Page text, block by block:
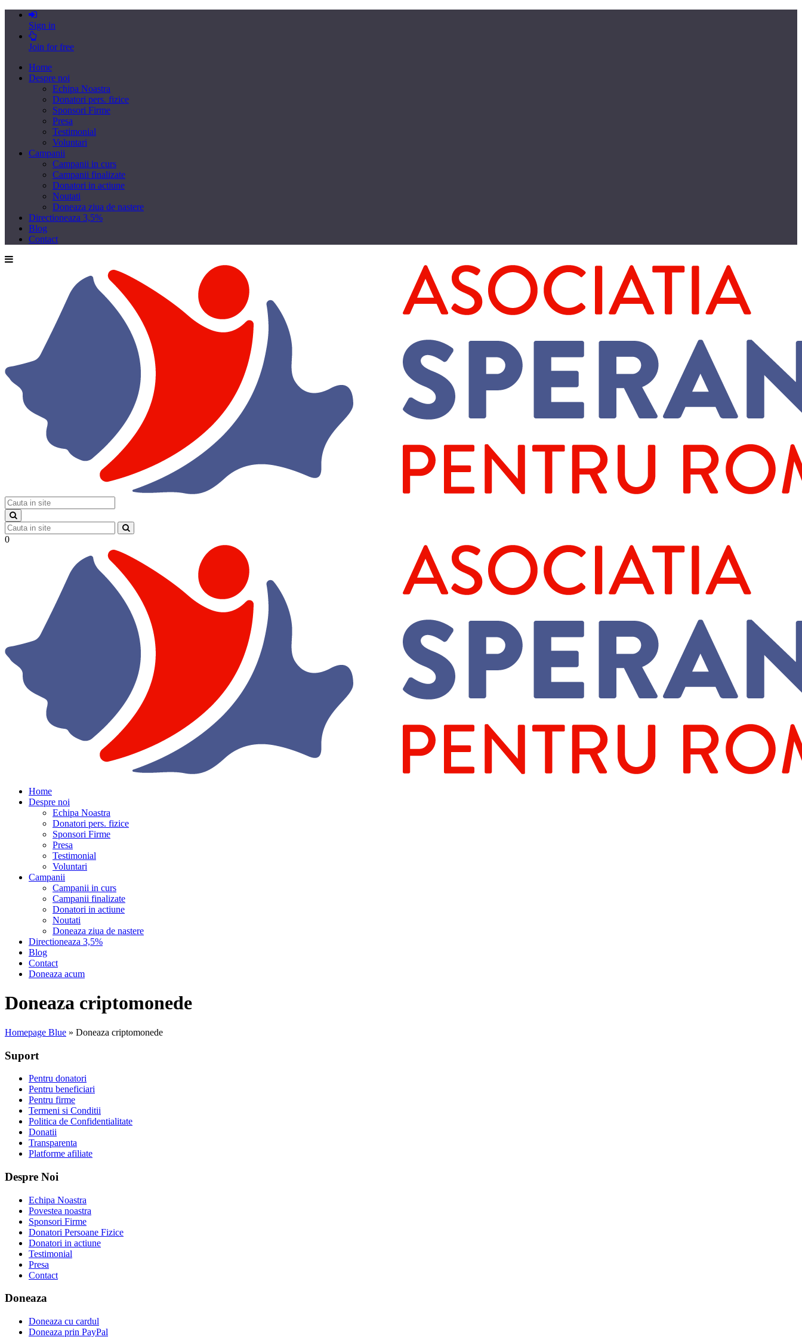
Sign in
Join for free
Home
Despre noi
Echipa Noastra
Donatori pers. fizice
Sponsori Firme
Presa
Testimonial
Voluntari
Campanii
Campanii in curs
Campanii finalizate
Donatori in actiune
Noutati
Doneaza ziua de nastere
Directioneaza 3,5%
Blog
Contact
0
Home
Despre noi
Echipa Noastra
Donatori pers. fizice
Sponsori Firme
Presa
Testimonial
Voluntari
Campanii
Campanii in curs
Campanii finalizate
Donatori in actiune
Noutati
Doneaza ziua de nastere
Directioneaza 3,5%
Blog
Contact
Doneaza acum
Doneaza criptomonede
Homepage Blue » Doneaza criptomonede
Suport
Pentru donatori
Pentru beneficiari
Pentru firme
Termeni si Conditii
Politica de Confidentialitate
Donatii
Transparenta
Platforme afiliate
Despre Noi
Echipa Noastra
Povestea noastra
Sponsori Firme
Donatori Persoane Fizice
Donatori in actiune
Testimonial
Presa
Contact
Doneaza
Doneaza cu cardul
Doneaza prin PayPal